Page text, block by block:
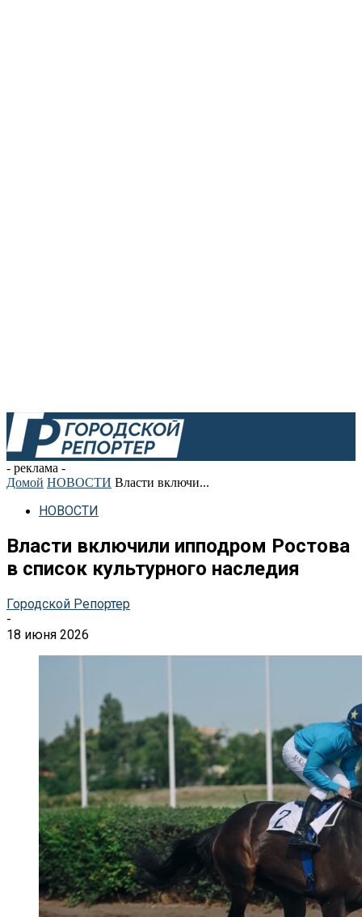
- реклама -
Домой НОВОСТИ Власти включи...
НОВОСТИ
Власти включили ипподром Ростова
в список культурного наследия
Городской Репортер
-
18 июня 2026